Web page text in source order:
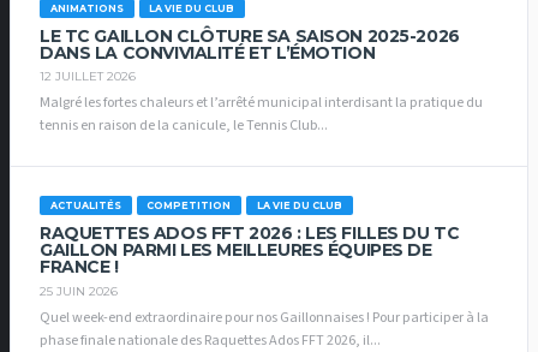
ANIMATIONS LA VIE DU CLUB
LE TC GAILLON CLÔTURE SA SAISON 2025-2026
DANS LA CONVIVIALITÉ ET L’ÉMOTION
12 JUILLET 2026
Malgré les fortes chaleurs et l’arrêté municipal interdisant la pratique du
tennis en raison de la canicule, le Tennis Club...
ACTUALITÉS COMPETITION LA VIE DU CLUB
RAQUETTES ADOS FFT 2026 : LES FILLES DU TC
GAILLON PARMI LES MEILLEURES ÉQUIPES DE
FRANCE !
25 JUIN 2026
Quel week-end extraordinaire pour nos Gaillonnaises ! Pour participer à la
phase finale nationale des Raquettes Ados FFT 2026, il...